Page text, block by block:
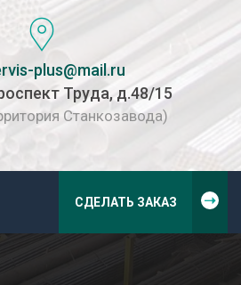
plus@mail.ru
Труда, д.48/15
Станкозавода)
СДЕЛАТЬ ЗАКАЗ